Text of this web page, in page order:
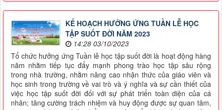
KẾ HOẠCH HƯỞNG ỨNG TUẦN LỄ HỌC
TẬP SUỐT ĐỜI NĂM 2023
14:28 03/10/2023
Tổ chức hưởng ứng Tuần lễ học tập suốt đời là hoạt động hàng
năm nhằm tiếp tục đẩy mạnh phong trào học tập sâu rộng
trong nhà trường, nhằm nâng cao nhận thức của giáo viên và
học sinh trong trường về vai trò và ý nghĩa và sự cần thiết của
việc học tập suốt đời đối với sự phát triển toàn diện của cá
nhân; tăng cường trách nhiệm và huy động được sự quan tâm,